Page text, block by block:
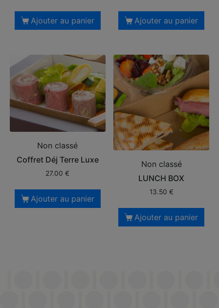
Ajouter au panier Ajouter au panier
Non classé
Coffret Déj Terre Luxe
27.00€
Ajouter au panier
Non classé
LUNCH BOX
13.50 €
Ajouter au panier